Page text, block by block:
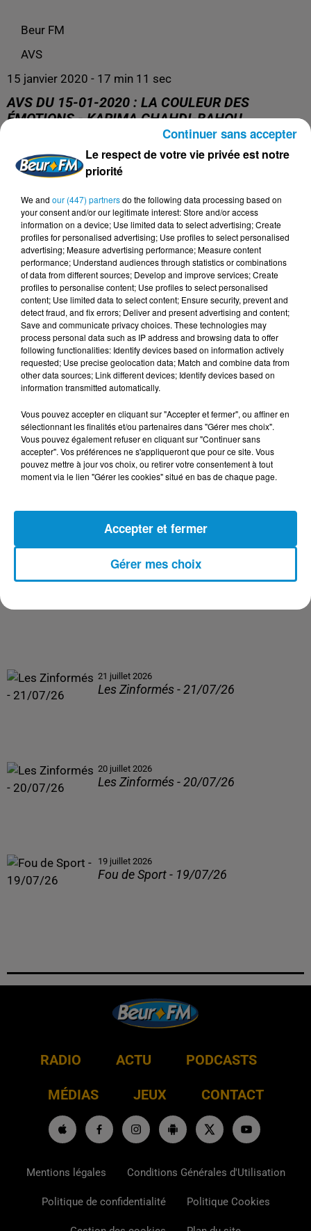
Beur FM
AVS
15 janvier 2020 - 17 min 11 sec
AVS DU 15-01-2020 : LA COULEUR DES
ÉMOTIONS - KARIMA CHAHDI-BAHOU
AVS du 15-01-2020 : La couleur des émotions - Karima
Chahdi-Bahou
DERNIERS PODCASTS
Les Zinformés - 24/07/26
22 juillet 2026
21 juillet 2026
Les Zinformés - 21/07/26
20 juillet 2026
Les Zinformés - 20/07/26
19 juillet 2026
Fou de Sport - 19/07/26
RADIO ACTU PODCASTS
MÉDIAS JEUX CONTACT
Mentions légales Conditions Générales d'Utilisation
Politique de confidentialité Politique Cookies
Le respect de votre vie privée est notre
priorité
We and our (447) partnersdo the following data processing based on
your consent and/or our legitimate interest: Store and/or access
information on a device; Use limited data to select advertising; Create
profiles for personalised advertising; Use profiles to select personalised
advertising; Measure advertising performance; Measure content
performance; Understand audiences through statistics or combinations
of data from different sources; Develop and improve services; Create
profiles to personalise content; Use profiles to select personalised
content; Use limited data to select content; Ensure security, prevent and
detect fraud, and fix errors; Deliver and present advertising and content;
Save and communicate privacy choices. These technologies may
process personal data such as IP address and browsing data to offer
following functionalities: Identify devices based on information actively
requested; Use precise geolocation data; Match and combine data from
other data sources; Link different devices; Identify devices based on
information transmitted automatically.
Vous pouvez accepter en cliquant sur "Accepter et fermer", ou affiner en
sélectionnant les finalités et/ou partenaires dans "Gérer mes choix".
Vous pouvez également refuser en cliquant sur "Continuer sans
accepter". Vos préférences ne s'appliqueront que pour ce site. Vous
pouvez mettre à jour vos choix, ou retirer votre consentement à tout
moment via le lien "Gérer les cookies" situé en bas de chaque page.
Gérer mes choix
Accepter et fermer
Continuer sans accepter